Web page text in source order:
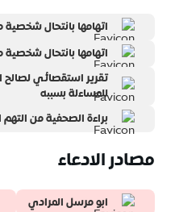
اتهامها بانتحال
اتهامها بانتحال
تقرير استقصائي لصالح
للمساءلة بسببه
براءة الصحفية من التهم
مصادر الادعاء
ابو مرسل المرادي